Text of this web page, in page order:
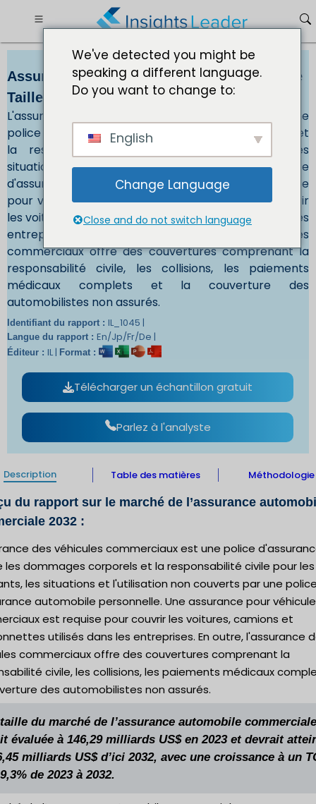
Assurance automobile commerciale Marché
Taille 296,45 milliards de dollars dici 2032
L'assurance des véhicules commerciaux est une
police d'assurance contre les dommages corporels et
la responsabilité civile pour les montants, les
situations et l'utilisation non couverts par une police
d'assurance automobile personnelle. Une assurance
pour véhicules commerciaux est requise pour couvrir
les voitures, camions et fourgonnettes utilisés dans les
entreprises. En outre, l'assurance des véhicules
commerciaux offre des couvertures comprenant la
responsabilité civile, les collisions, les paiements
médicaux complets et la couverture des
automobilistes non assurés.
Identifiant du rapport : IL_1045 |
Langue du rapport : En/Jp/Fr/De |
Éditeur : IL | Format :
Télécharger un échantillon gratuit
Parlez à l'analyste
Description Table des matières Méthodologie
du rapport sur le marché de l’assurance
2032 :
des véhicules commerciaux est une police
les dommages corporels et la responsabilité civile pour les
les situations et l'utilisation non couverts par une
automobile personnelle. Une assurance pour
est requise pour couvrir les voitures, camions et
utilisés dans les entreprises. En outre, l'assurance
commerciaux offre des couvertures comprenant la
civile, les collisions, les paiements médicaux
des automobilistes non assurés.
du marché de l’assurance automobile commerciale
évaluée à 146,29 milliards US$ en 2023 et devrait
milliards US$ d’ici 2032, avec une croissance à un
de 2023 à 2032.
We've detected you might be
speaking a different language.
Do you want to change to:
English
Change Language
Close and do not switch language